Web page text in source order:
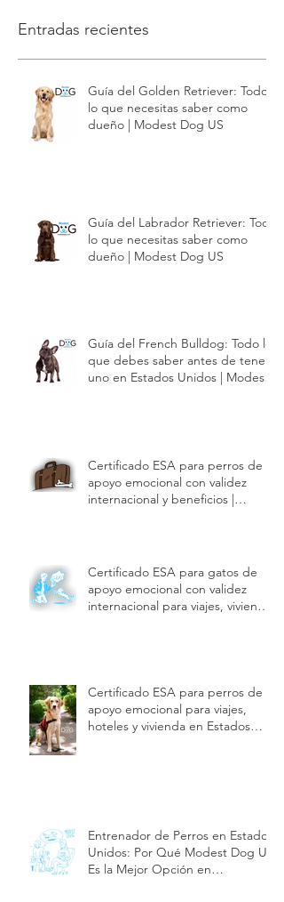
Entradas recientes
Guía del Golden Retriever: Todo
lo que necesitas saber como
dueño | Modest Dog US
Guía del Labrador Retriever: Todo
lo que necesitas saber como
dueño | Modest Dog US
Guía del French Bulldog: Todo lo
que debes saber antes de tener
uno en Estados Unidos | Modest
Certificado ESA para perros de
apoyo emocional con validez
internacional y beneficios |
Certificado ESA para gatos de
apoyo emocional con validez
internacional para viajes, vivienda
Certificado ESA para perros de
apoyo emocional para viajes,
hoteles y vivienda en Estados
Entrenador de Perros en Estados
Unidos: Por Qué Modest Dog US
Es la Mejor Opción en